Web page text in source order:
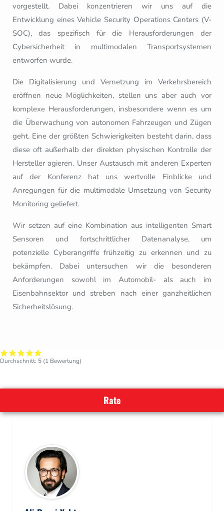
vorgestellt. Dabei konzentrieren wir uns auf die
Entwicklung eines Vehicle Security Operations Centers (V-
SOC), das spezifisch für die Herausforderungen der
Cybersicherheit in multimodalen Transportsystemen
entworfen wurde.
Die Digitalisierung und Vernetzung im Verkehrsbereich
eröffnen neue Möglichkeiten, stellen uns aber auch vor
komplexe Herausforderungen, insbesondere wenn es um
die Überwachung von autonomen Fahrzeugen und Zügen
geht. Eine der größten Schwierigkeiten besteht darin, dass
diese oft außerhalb der direkten physischen Kontrolle der
Hersteller agieren. Unser Austausch mit anderen Experten
auf der Konferenz hat uns wertvolle Einblicke und
Anregungen für die multimodale Umsetzung von Security
Monitoring geliefert.
Wir setzen auf eine Kombination aus intelligenten Smart
Sensoren und fortschrittlicher Datenanalyse, um
potenzielle Cyberangriffe frühzeitig zu erkennen und zu
bekämpfen. Dabei untersuchen wir die besonderen
Anforderungen sowohl im Automobil- als auch im
Eisenbahnsektor und streben nach einer ganzheitlichen
Sicherheitslösung.
Durchschnitt: 5 (1 Bewertung)